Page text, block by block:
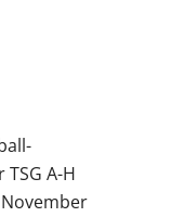
A-H